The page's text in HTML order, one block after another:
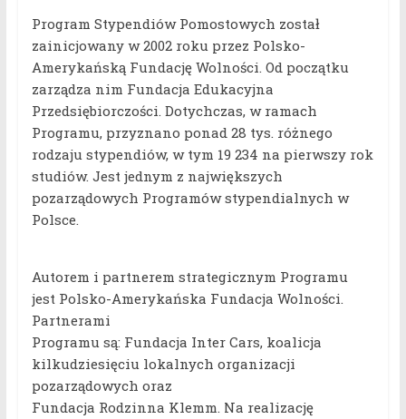
Program Stypendiów Pomostowych został
zainicjowany w 2002 roku przez Polsko-
Amerykańską Fundację Wolności. Od początku
zarządza nim Fundacja Edukacyjna
Przedsiębiorczości. Dotychczas, w ramach
Programu, przyznano ponad 28 tys. różnego
rodzaju stypendiów, w tym 19 234 na pierwszy rok
studiów. Jest jednym z największych
pozarządowych Programów stypendialnych w
Polsce.
Autorem i partnerem strategicznym Programu
jest Polsko-Amerykańska Fundacja Wolności.
Partnerami
Programu są: Fundacja Inter Cars, koalicja
kilkudziesięciu lokalnych organizacji
pozarządowych oraz
Fundacja Rodzinna Klemm. Na realizację